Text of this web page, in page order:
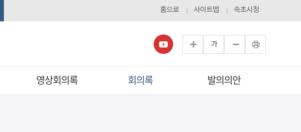
홈으로 사이트맵 속초시청
가
영상회의록 회의록 발의의안